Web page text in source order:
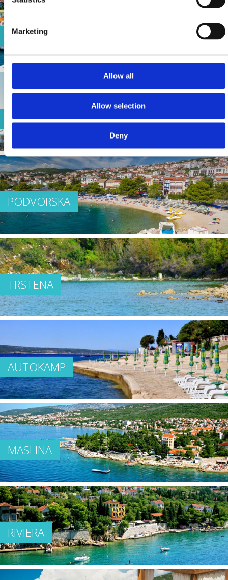
Marketing
Allow all
Allow selection
Deny
POLAČA
LANTERNA
PODVORSKA
TRSTENA
AUTOKAMP
MASLINA
RIVIERA